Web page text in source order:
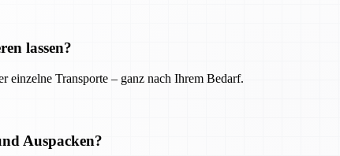
lassen?
einzelne Transporte – ganz nach Ihrem Bedarf.
Auspacken?